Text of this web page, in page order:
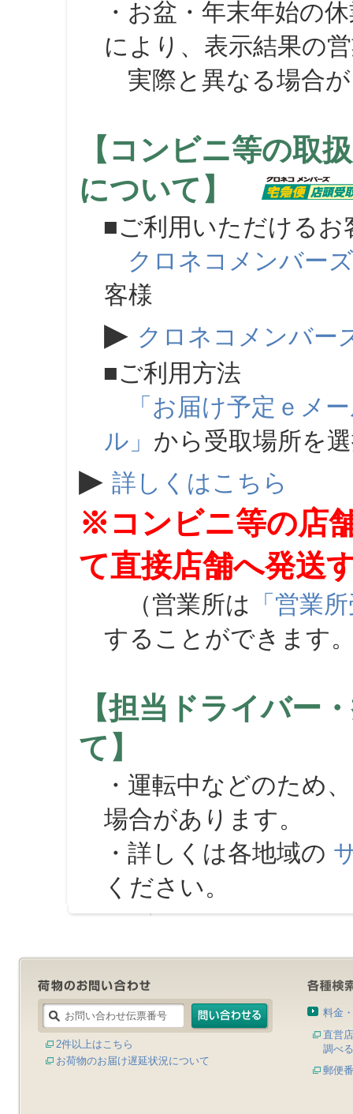
・お盆・年末年始の
により、表示結果の
実際と異なる場合が
【コンビニ等の取
について】
■ご利用いただけるお
クロネコメンバーズ
客様
▶ クロネコメンバー
■ご利用方法
「お届け予定ｅメ
ル」 から受取場所を
▶ 詳しくはこちら
※コンビニ等の店
て直接店舗へ発送
（営業所は 「営業
することができます
【担当ドライバー
て】
・運転中などのため
場合があります。
・詳しくは各地域の
ください。
2件以上はこちら
お荷物のお届け遅延状況について
料金
直営
調べる
郵便